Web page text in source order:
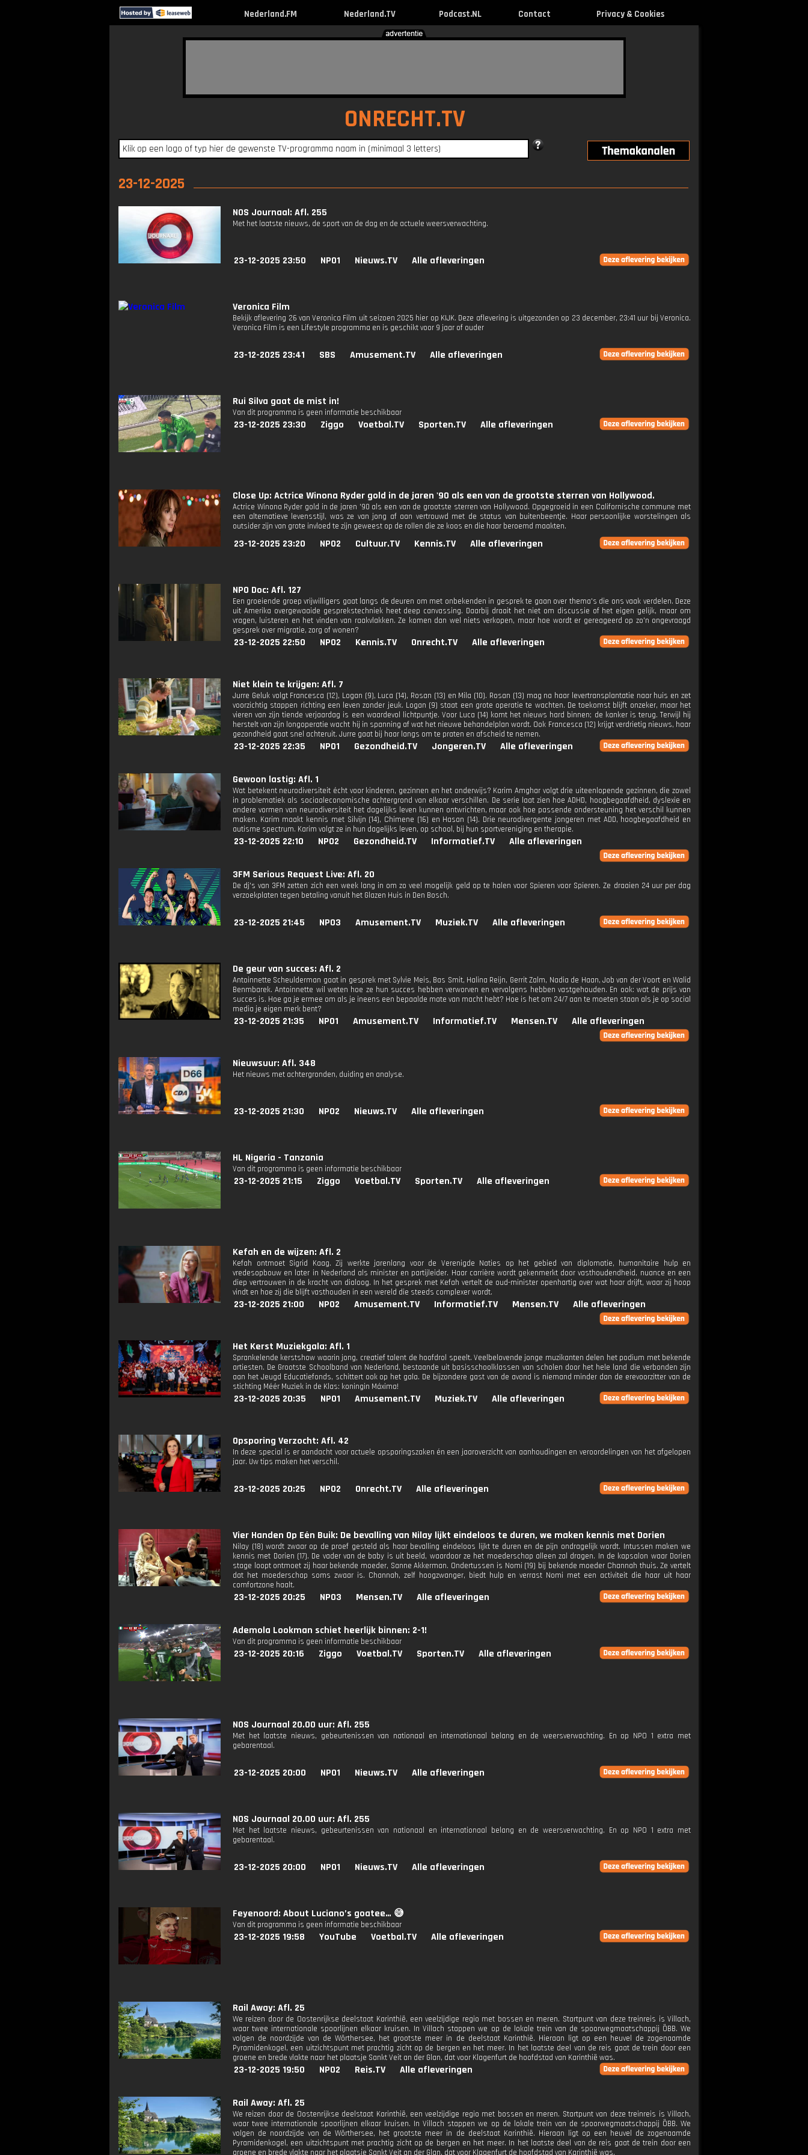
Nederland.FM Nederland.TV Podcast.NL Contact Privacy & Cookies
ONRECHT.TV
23-12-2025
NOS Journaal: Afl. 255
Met het laatste nieuws, de sport van de dag en de actuele weersverwachting.
23-12-2025 23:50 NPO1 Nieuws.TV Alle afleveringen
Veronica Film
Bekijk aflevering 26 van Veronica Film uit seizoen 2025 hier op KIJK. Deze aflevering is uitgezonden op 23 december, 23:41 uur bij Veronica.
Veronica Film is een Lifestyle programma en is geschikt voor 9 jaar of ouder
23-12-2025 23:41 SBS Amusement.TV Alle afleveringen
Rui Silva gaat de mist in!
Van dit programma is geen informatie beschikbaar
23-12-2025 23:30 Ziggo Voetbal.TV Sporten.TV Alle afleveringen
Close Up: Actrice Winona Ryder gold in de jaren '90 als een van de grootste sterren van Hollywood.
Actrice Winona Ryder gold in de jaren '90 als een van de grootste sterren van Hollywood. Opgegroeid in een Californische commune met
een alternatieve levensstijl, was ze van jong af aan vertrouwd met de status van buitenbeentje. Haar persoonlijke worstelingen als
outsider zijn van grote invloed te zijn geweest op de rollen die ze koos en die haar beroemd maakten.
23-12-2025 23:20 NPO2 Cultuur.TV Kennis.TV Alle afleveringen
NPO Doc: Afl. 127
Een groeiende groep vrijwilligers gaat langs de deuren om met onbekenden in gesprek te gaan over thema's die ons vaak verdelen. Deze
uit Amerika overgewaaide gesprekstechniek heet deep canvassing. Daarbij draait het niet om discussie of het eigen gelijk, maar om
vragen, luisteren en het vinden van raakvlakken. Ze komen dan wel niets verkopen, maar hoe wordt er gereageerd op zo'n ongevraagd
gesprek over migratie, zorg of wonen?
23-12-2025 22:50 NPO2 Kennis.TV Onrecht.TV Alle afleveringen
Niet klein te krijgen: Afl. 7
Jurre Geluk volgt Francesca (12), Logan (9), Luca (14), Rosan (13) en Mila (10). Rosan (13) mag na haar levertransplantatie naar huis en zet
voorzichtig stappen richting een leven zonder jeuk. Logan (9) staat een grote operatie te wachten. De toekomst blijft onzeker, maar het
vieren van zijn tiende verjaardag is een waardevol lichtpuntje. Voor Luca (14) komt het nieuws hard binnen; de kanker is terug. Terwijl hij
herstelt van zijn longoperatie wacht hij in spanning af wat het nieuwe behandelplan wordt. Ook Francesca (12) krijgt verdrietig nieuws, haar
gezondheid gaat snel achteruit. Jurre gaat bij haar langs om te praten en afscheid te nemen.
23-12-2025 22:35 NPO1 Gezondheid.TV Jongeren.TV Alle afleveringen
Gewoon lastig: Afl. 1
Wat betekent neurodiversiteit écht voor kinderen, gezinnen en het onderwijs? Karim Amghar volgt drie uiteenlopende gezinnen, die zowel
in problematiek als sociaaleconomische achtergrond van elkaar verschillen. De serie laat zien hoe ADHD, hoogbegaafdheid, dyslexie en
andere vormen van neurodiversiteit het dagelijks leven kunnen ontwrichten, maar ook hoe passende ondersteuning het verschil kunnen
maken. Karim maakt kennis met Silvijn (14), Chimene (16) en Hasan (14). Drie neurodivergente jongeren met ADD, hoogbegaafdheid en
autisme spectrum. Karim volgt ze in hun dagelijks leven, op school, bij hun sportvereniging en therapie.
23-12-2025 22:10 NPO2 Gezondheid.TV Informatief.TV Alle afleveringen
3FM Serious Request Live: Afl. 20
De dj's van 3FM zetten zich een week lang in om zo veel mogelijk geld op te halen voor Spieren voor Spieren. Ze draaien 24 uur per dag
verzoekplaten tegen betaling vanuit het Glazen Huis in Den Bosch.
23-12-2025 21:45 NPO3 Amusement.TV Muziek.TV Alle afleveringen
De geur van succes: Afl. 2
Antoinnette Scheulderman gaat in gesprek met Sylvie Meis, Bas Smit, Halina Reijn, Gerrit Zalm, Nadia de Haan, Job van der Voort en Walid
Benmbarek. Antoinnette wil weten hoe ze hun succes hebben verworven en vervolgens hebben vastgehouden. En ook: wat de prijs van
succes is. Hoe ga je ermee om als je ineens een bepaalde mate van macht hebt? Hoe is het om 24/7 aan te moeten staan als je op social
media je eigen merk bent?
23-12-2025 21:35 NPO1 Amusement.TV Informatief.TV Mensen.TV Alle afleveringen
Nieuwsuur: Afl. 348
Het nieuws met achtergronden, duiding en analyse.
23-12-2025 21:30 NPO2 Nieuws.TV Alle afleveringen
HL Nigeria - Tanzania
Van dit programma is geen informatie beschikbaar
23-12-2025 21:15 Ziggo Voetbal.TV Sporten.TV Alle afleveringen
Kefah en de wijzen: Afl. 2
Kefah ontmoet Sigrid Kaag. Zij werkte jarenlang voor de Verenigde Naties op het gebied van diplomatie, humanitaire hulp en
vredesopbouw en later in Nederland als minister en partijleider. Haar carrière wordt gekenmerkt door vasthoudendheid, nuance en een
diep vertrouwen in de kracht van dialoog. In het gesprek met Kefah vertelt de oud-minister openhartig over wat haar drijft, waar zij hoop
vindt en hoe zij die blijft vasthouden in een wereld die steeds complexer wordt.
23-12-2025 21:00 NPO2 Amusement.TV Informatief.TV Mensen.TV Alle afleveringen
Het Kerst Muziekgala: Afl. 1
Sprankelende kerstshow waarin jong, creatief talent de hoofdrol speelt. Veelbelovende jonge muzikanten delen het podium met bekende
artiesten. De Grootste Schoolband van Nederland, bestaande uit basisschoolklassen van scholen door het hele land die verbonden zijn
aan het Jeugd Educatiefonds, schittert ook op het gala. De bijzondere gast van de avond is niemand minder dan de erevoorzitter van de
stichting Méér Muziek in de Klas: koningin Máxima!
23-12-2025 20:35 NPO1 Amusement.TV Muziek.TV Alle afleveringen
Opsporing Verzocht: Afl. 42
In deze special is er aandacht voor actuele opsporingszaken én een jaaroverzicht van aanhoudingen en veroordelingen van het afgelopen
jaar. Uw tips maken het verschil.
23-12-2025 20:25 NPO2 Onrecht.TV Alle afleveringen
Vier Handen Op Eén Buik: De bevalling van Nilay lijkt eindeloos te duren, we maken kennis met Dorien
Nilay (18) wordt zwaar op de proef gesteld als haar bevalling eindeloos lijkt te duren en de pijn ondragelijk wordt. Intussen maken we
kennis met Dorien (17). De vader van de baby is uit beeld, waardoor ze het moederschap alleen zal dragen. In de kapsalon waar Dorien
stage loopt ontmoet zij haar bekende moeder, Sanne Akkerman. Ondertussen is Nomi (19) bij bekende moeder Channah thuis. Ze vertelt
dat het moederschap soms zwaar is. Channah, zelf hoogzwanger, biedt hulp en verrast Nomi met een activiteit die haar uit haar
comfortzone haalt.
23-12-2025 20:25 NPO3 Mensen.TV Alle afleveringen
Ademola Lookman schiet heerlijk binnen: 2-1!
Van dit programma is geen informatie beschikbaar
23-12-2025 20:16 Ziggo Voetbal.TV Sporten.TV Alle afleveringen
NOS Journaal 20.00 uur: Afl. 255
Met het laatste nieuws, gebeurtenissen van nationaal en internationaal belang en de weersverwachting. En op NPO 1 extra met
gebarentaal.
23-12-2025 20:00 NPO1 Nieuws.TV Alle afleveringen
NOS Journaal 20.00 uur: Afl. 255
Met het laatste nieuws, gebeurtenissen van nationaal en internationaal belang en de weersverwachting. En op NPO 1 extra met
gebarentaal.
23-12-2025 20:00 NPO1 Nieuws.TV Alle afleveringen
Feyenoord: About Luciano’s goatee… 😅
Van dit programma is geen informatie beschikbaar
23-12-2025 19:58 YouTube Voetbal.TV Alle afleveringen
Rail Away: Afl. 25
We reizen door de Oostenrijkse deelstaat Karinthië, een veelzijdige regio met bossen en meren. Startpunt van deze treinreis is Villach,
waar twee internationale spoorlijnen elkaar kruisen. In Villach stappen we op de lokale trein van de spoorwegmaatschappij ÖBB. We
volgen de noordzijde van de Wörthersee, het grootste meer in de deelstaat Karinthië. Hieraan ligt op een heuvel de zogenaamde
Pyramidenkogel, een uitzichtspunt met prachtig zicht op de bergen en het meer. In het laatste deel van de reis gaat de trein door een
groene en brede vlakte naar het plaatsje Sankt Veit an der Glan, dat voor Klagenfurt de hoofdstad van Karinthië was.
23-12-2025 19:50 NPO2 Reis.TV Alle afleveringen
Rail Away: Afl. 25
We reizen door de Oostenrijkse deelstaat Karinthië, een veelzijdige regio met bossen en meren. Startpunt van deze treinreis is Villach,
waar twee internationale spoorlijnen elkaar kruisen. In Villach stappen we op de lokale trein van de spoorwegmaatschappij ÖBB. We
volgen de noordzijde van de Wörthersee, het grootste meer in de deelstaat Karinthië. Hieraan ligt op een heuvel de zogenaamde
Pyramidenkogel, een uitzichtspunt met prachtig zicht op de bergen en het meer. In het laatste deel van de reis gaat de trein door een
groene en brede vlakte naar het plaatsje Sankt Veit an der Glan, dat voor Klagenfurt de hoofdstad van Karinthië was.